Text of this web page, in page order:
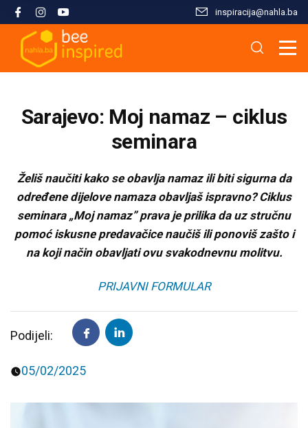
inspiracija@nahla.bа
Sarajevo: Moj namaz – ciklus
seminara
Želiš naučiti kako se obavlja namaz ili biti sigurna da
određene dijelove namaza obavljaš ispravno? Ciklus
seminara „Moj namaz” prava je prilika da uz stručnu
pomoć iskusne predavačice naučiš ili ponoviš zašto i
na koji način obavljati ovu svakodnevnu molitvu.
PRIJAVNI FORMULAR
Podijeli:
05/02/2025
Misija i filozofija
Kontaktirajte nas
Škola islama
Arapski jezik kroz Kur'an
Tematski moduli
Seminari i radionice
Predavanja i tribine
Osnove islama
Stopama Poslanika
Žena i islam
Islam i savremeni izazovi
Porodični život u islamu
Inspirativne priče i intervjui
Nahla kao inspiracija
Analize i studije
Multimedija